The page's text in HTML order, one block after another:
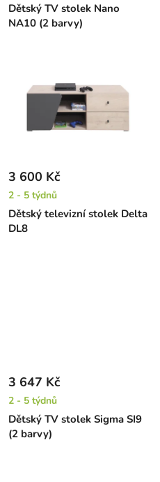
Dětský TV stolek Nano
NA10 (2 barvy)
Dětský televizní stolek Delta
DL8
3 600 Kč
2 - 5 týdnů
Dětský TV stolek Sigma SI9
(2 barvy)
3 647 Kč
2 - 5 týdnů